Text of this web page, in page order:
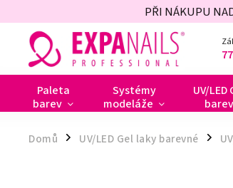
PŘI NÁKUPU
Paleta
barev
Systémy
modeláže
UV/
Domů / UV/LED Gel laky barevné /